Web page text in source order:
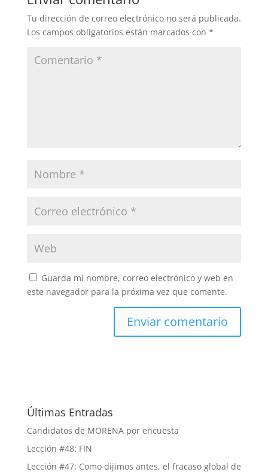
Tu dirección de correo electrónico no será publicada.
Los campos obligatorios están marcados con *
Guarda mi nombre, correo electrónico y web en
este navegador para la próxima vez que comente.
Últimas Entradas
Candidatos de MORENA por encuesta
Lección #48: FIN
Lección #47: Como dijimos antes, el fracaso global de